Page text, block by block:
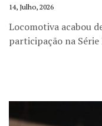
14, Julho, 2026
Locomotiva acabou
participação na Série